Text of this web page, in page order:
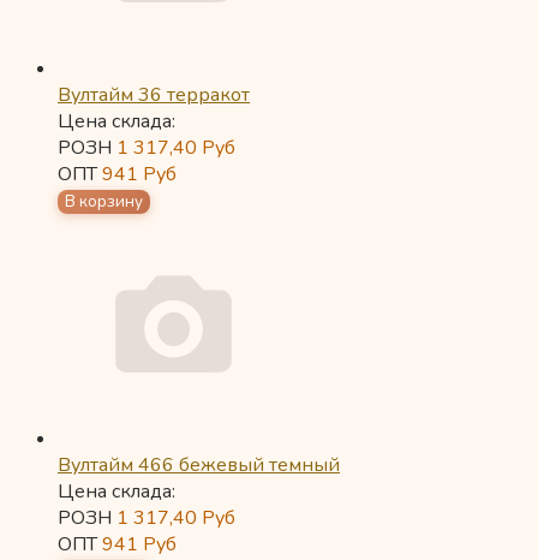
Вултайм 36 терракот
Цена склада:
РОЗН 1 317,40 Руб
ОПТ941 Руб
Вултайм 466 бежевый темный
Цена склада:
РОЗН 1 317,40 Руб
ОПТ941 Руб